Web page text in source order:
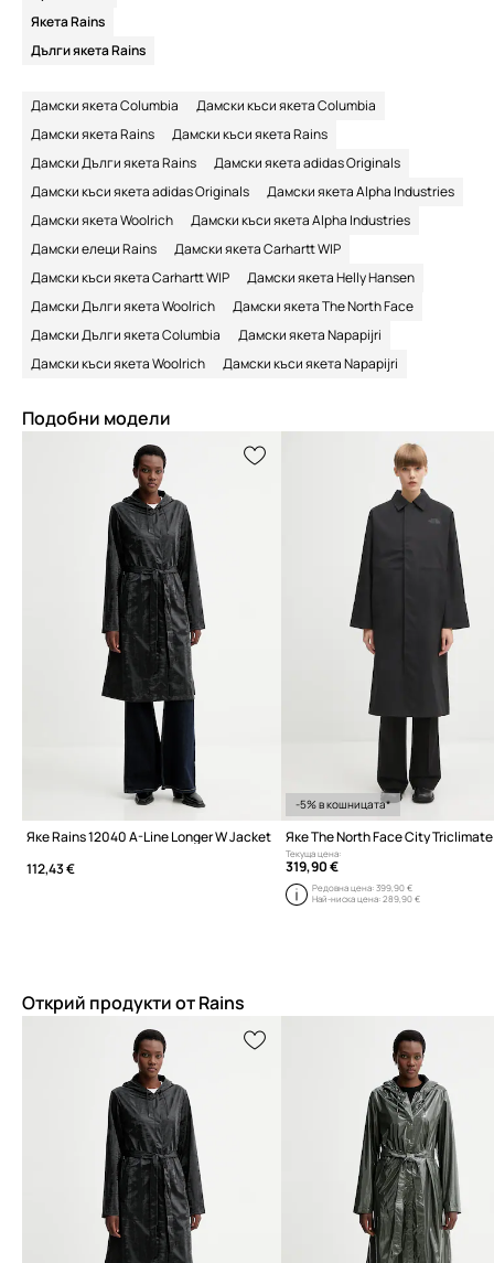
Якета Rains
Дълги якета Rains
Дамски якета Columbia
Дамски къси якета Columbia
Дамски якета Rains
Дамски къси якета Rains
Дамски Дълги якета Rains
Дамски якета adidas Originals
Дамски къси якета adidas Originals
Дамски якета Alpha Industries
Дамски якета Woolrich
Дамски къси якета Alpha Industries
Дамски елеци Rains
Дамски якета Carhartt WIP
Дамски къси якета Carhartt WIP
Дамски якета Helly Hansen
Дамски Дълги якета Woolrich
Дамски якета The North Face
Дамски Дълги якета Columbia
Дамски якета Napapijri
Дамски къси якета Woolrich
Дамски къси якета Napapijri
Подобни модели
Яке Rains 12040 A-Line Longer W Jacket
112,43 €
-5% в кошницата*
Яке The North Face City Triclimate
Текуща цена:
319,90 €
Редовна цена: 399,90 €
Най-ниска цена: 289,90 €
Открий продукти от Rains